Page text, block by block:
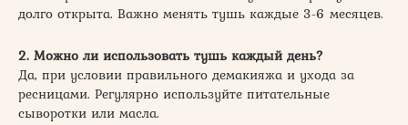
долго открыта. Важно менять тушь каждые 3-6 месяцев.
2. Можно ли использовать тушь каждый день?
Да, при условии правильного демакияжа и ухода за
ресницами. Регулярно используйте питательные
сыворотки или масла.